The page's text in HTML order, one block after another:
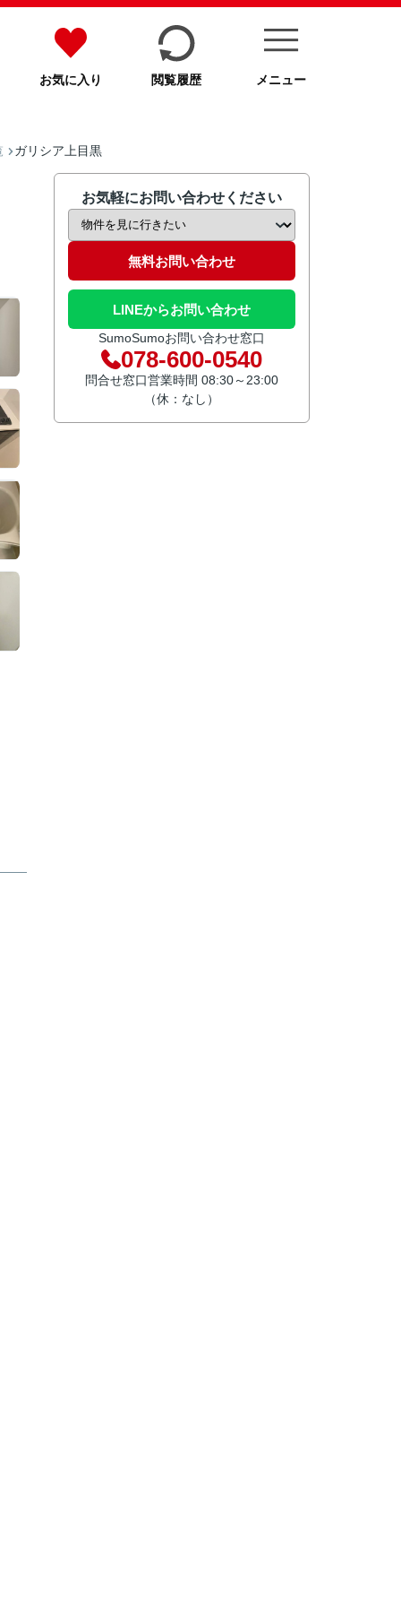
お気に入り 閲覧履歴 メニュー
ガリシア上目黒
お気軽にお問い合わせください
無料お問い合わせ
LINEからお問い合わせ
SumoSumoお問い合わせ窓口
078-600-0540
問合せ窓口営業時間 08:30～23:00
（休：なし）